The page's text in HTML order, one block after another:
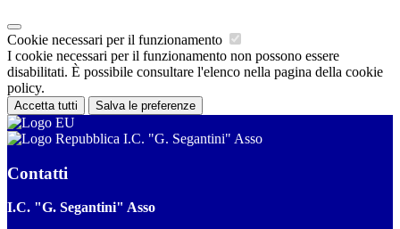
Cookie necessari per il funzionamento
I cookie necessari per il funzionamento non possono essere
disabilitati. È possibile consultare l'elenco nella pagina della cookie
policy.
Accetta tutti Salva le preferenze
I.C. "G. Segantini" Asso
Contatti
I.C. "G. Segantini" Asso